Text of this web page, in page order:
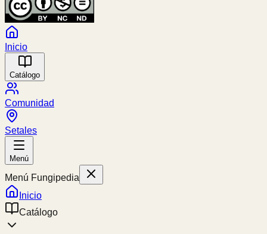
Inicio
Catálogo
Comunidad
Setales
Menú
Menú Fungipedia
Inicio
Catálogo